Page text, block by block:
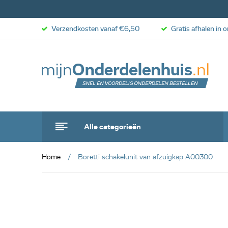
Alle categorieën
Verzendkosten vanaf €6,50 Gratis afhalen in
Home Boretti schakelunit van afzuigkap A00300